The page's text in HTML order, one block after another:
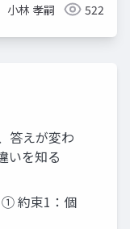
小林 孝嗣 522
答えが変わ
いを知る
① 約束1：個